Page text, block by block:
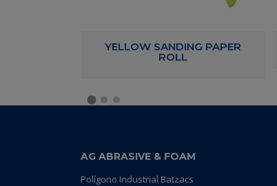
YELLOW SANDING PAPER
ROLL
AG ABRASIVE & FOAM
Polígono Industrial Batzacs